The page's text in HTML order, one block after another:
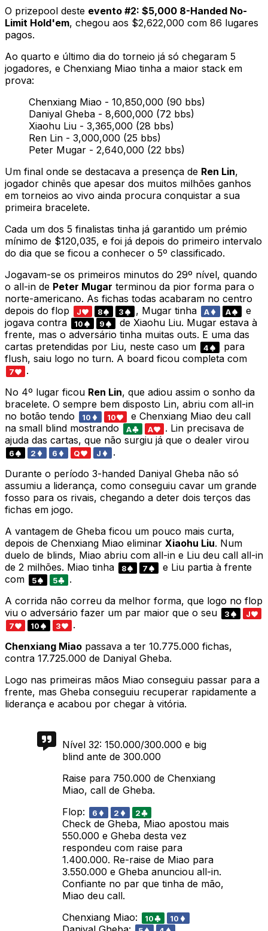
O prizepool deste evento #2: $5,000 8-Handed No-
Limit Hold'em, chegou aos $2,622,000 com 86 lugares
pagos.
Ao quarto e último dia do torneio já só chegaram 5
jogadores, e Chenxiang Miao tinha a maior stack em
prova:
Chenxiang Miao - 10,850,000 (90 bbs)
Daniyal Gheba - 8,600,000 (72 bbs)
Xiaohu Liu - 3,365,000 (28 bbs)
Ren Lin - 3,000,000 (25 bbs)
Peter Mugar - 2,640,000 (22 bbs)
Um final onde se destacava a presença de Ren Lin,
jogador chinês que apesar dos muitos milhões ganhos
em torneios ao vivo ainda procura conquistar a sua
primeira bracelete.
Cada um dos 5 finalistas tinha já garantido um prémio
mínimo de $120,035, e foi já depois do primeiro intervalo
do dia que se ficou a conhecer o 5º classificado.
Jogavam-se os primeiros minutos do 29º nível, quando
o all-in de Peter Mugar terminou da pior forma para o
norte-americano. As fichas todas acabaram no centro
depois do flop
J 8 3 , Mugar tinha A A
e
jogava contra
10 9
de Xiaohu Liu. Mugar estava à
frente, mas o adversário tinha muitas outs. E uma das
cartas pretendidas por Liu, neste caso um
4
para
flush, saiu logo no turn. A board ficou completa com
7
.
No 4º lugar ficou Ren Lin, que adiou assim o sonho da
bracelete. O sempre bem disposto Lin, abriu com all-in
no botão tendo
10 10
e Chenxiang Miao deu call
na small blind mostrando
A A
. Lin precisava de
ajuda das cartas, que não surgiu já que o dealer virou
6 2 6 Q J
.
Durante o período 3-handed Daniyal Gheba não só
assumiu a liderança, como conseguiu cavar um grande
fosso para os rivais, chegando a deter dois terços das
fichas em jogo.
A vantagem de Gheba ficou um pouco mais curta,
depois de Chenxiang Miao eliminar Xiaohu Liu. Num
duelo de blinds, Miao abriu com all-in e Liu deu call all-in
de 2 milhões. Miao tinha
8 7
e Liu partia à frente
com
5 5
.
A corrida não correu da melhor forma, que logo no flop
viu o adversário fazer um par maior que o seu
3
J
7
10 3
.
Chenxiang Miao passava a ter 10.775.000 fichas,
contra 17.725.000 de Daniyal Gheba.
Logo nas primeiras mãos Miao conseguiu passar para a
frente, mas Gheba conseguiu recuperar rapidamente a
liderança e acabou por chegar à vitória.
Nível 32: 150.000/300.000 e big
blind ante de 300.000
Raise para 750.000 de Chenxiang
Miao, call de Gheba.
Flop:
6 2 2
Check de Gheba, Miao apostou mais
550.000 e Gheba desta vez
respondeu com raise para
1.400.000. Re-raise de Miao para
3.550.000 e Gheba anunciou all-in.
Confiante no par que tinha de mão,
Miao deu call.
Chenxiang Miao:
10 10